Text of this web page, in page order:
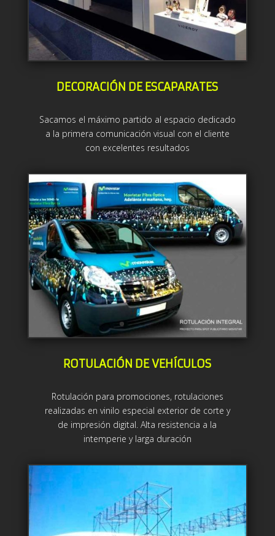
DECORACIÓN DE ESCAPARATES
Sacamos el máximo partido al espacio dedicado
a la primera comunicación visual con el cliente
con excelentes resultados
ROTULACIÓN DE VEHÍCULOS
Rotulación para promociones, rotulaciones
realizadas en vinilo especial exterior de corte y
de impresión digital. Alta resistencia a la
intemperie y larga duración